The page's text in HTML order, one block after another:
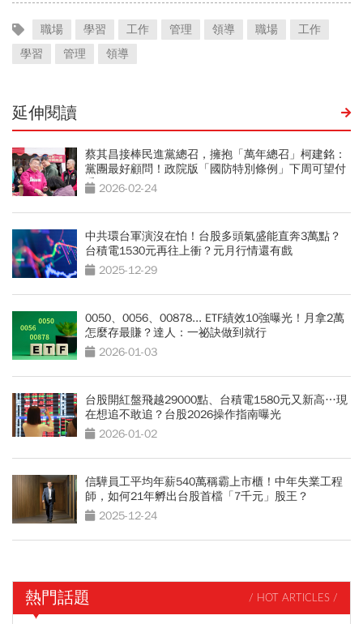
職場 學習 工作 管理 領導 職場
工作
學習
管理 領導
延伸閱讀
蔡其昌接棒民進黨總召，擁抱「萬年總召」柯建銘：
黨團最好顧問！政院版「國防特別條例」下周可望付
委 2026-02-24
中共環台軍演沒在怕！台股多頭氣盛能直奔3萬點？
台積電1530元再往上衝？元月行情還有戲
2025-12-29
0050、0056、00878... ETF績效10強曝光！月拿2萬
怎麼存最賺？達人：一祕訣做到就行
2026-01-03
台股開紅盤飛越29000點、台積電1580元又新高…現
在想追不敢追？台股2026操作指南曝光
2026-01-02
信驊員工平均年薪540萬稱霸上市櫃！中年失業工程
師，如何21年孵出台股首檔「7千元」股王？
2025-12-24
熱門話題 / HOT ARTICLES /